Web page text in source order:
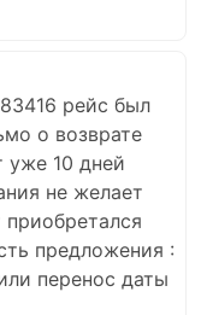
рейс был
о возврате
уже 10 дней
не желает
предложения :
перенос даты